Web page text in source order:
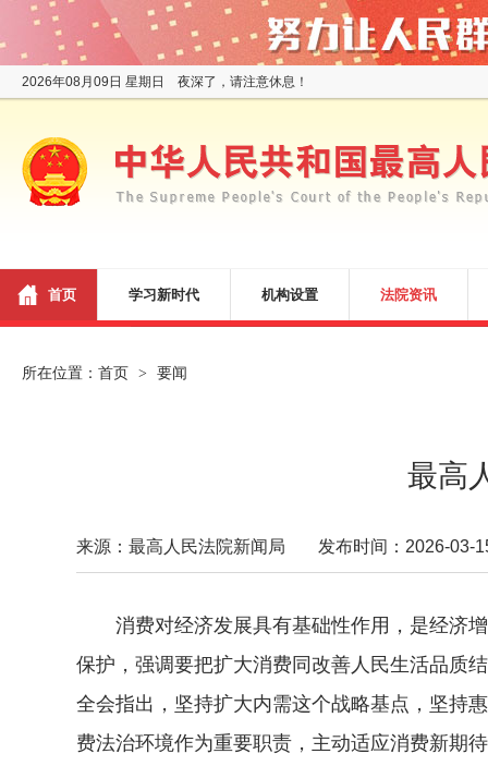
2026年08月09日 星期日 夜深了，请注意休息！
首页 学习新时代 机构设置 法院资讯
所在位置： 首页 > 要闻
最高
来源：最高人民法院新闻局 发布时间：2026-03-
消费对经济发展具有基础性作用，是经济
保护，强调要把扩大消费同改善人民生活品质
全会指出，坚持扩大内需这个战略基点，坚持
费法治环境作为重要职责，主动适应消费新期